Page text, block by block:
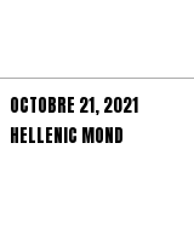
OCTOBRE 21, 2021
HELLENIC MOND